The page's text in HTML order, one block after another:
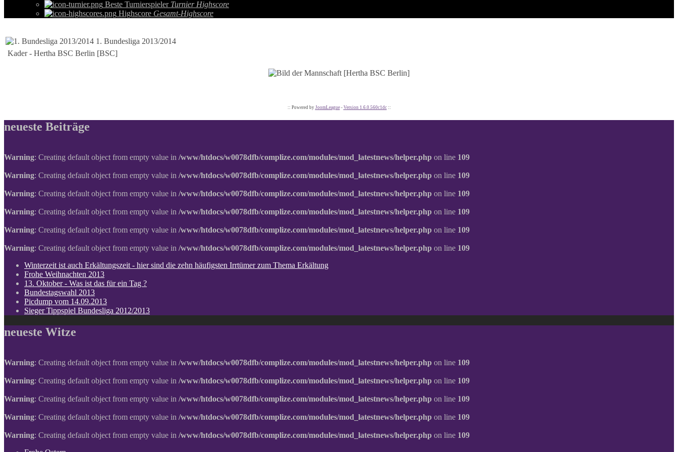
Beste Turnierspieler Turnier Highscore
Highscore Gesamt-Highscore
1. Bundesliga 2013/2014
Kader - Hertha BSC Berlin [BSC]
:: Powered by JoomLeague- Version 1.6.0.560c1dc::
neueste Beiträge
Warning: Creating default object from empty value in /www/htdocs/w0078dfb/complize.com/modules/mod_latestnews/helper.php on line 109
Warning: Creating default object from empty value in /www/htdocs/w0078dfb/complize.com/modules/mod_latestnews/helper.php on line 109
Warning: Creating default object from empty value in /www/htdocs/w0078dfb/complize.com/modules/mod_latestnews/helper.php on line 109
Warning: Creating default object from empty value in /www/htdocs/w0078dfb/complize.com/modules/mod_latestnews/helper.php on line 109
Warning: Creating default object from empty value in /www/htdocs/w0078dfb/complize.com/modules/mod_latestnews/helper.php on line 109
Warning: Creating default object from empty value in /www/htdocs/w0078dfb/complize.com/modules/mod_latestnews/helper.php on line 109
Winterzeit ist auch Erkältungszeit - hier sind die zehn häufigsten Irrtümer zum Thema Erkältung
Frohe Weihnachten 2013
13. Oktober - Was ist das für ein Tag ?
Bundestagswahl 2013
Picdump vom 14.09.2013
Sieger Tippspiel Bundesliga 2012/2013
neueste Witze
Warning: Creating default object from empty value in /www/htdocs/w0078dfb/complize.com/modules/mod_latestnews/helper.php on line 109
Warning: Creating default object from empty value in /www/htdocs/w0078dfb/complize.com/modules/mod_latestnews/helper.php on line 109
Warning: Creating default object from empty value in /www/htdocs/w0078dfb/complize.com/modules/mod_latestnews/helper.php on line 109
Warning: Creating default object from empty value in /www/htdocs/w0078dfb/complize.com/modules/mod_latestnews/helper.php on line 109
Warning: Creating default object from empty value in /www/htdocs/w0078dfb/complize.com/modules/mod_latestnews/helper.php on line 109